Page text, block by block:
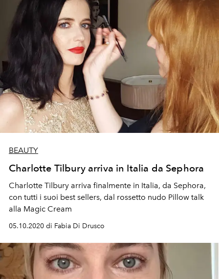
BEAUTY
Charlotte Tilbury arriva in Italia da Sephora
Charlotte Tilbury arriva finalmente in Italia, da Sephora,
con tutti i suoi best sellers, dal rossetto nudo Pillow talk
alla Magic Cream
05.10.2020 di Fabia Di Drusco